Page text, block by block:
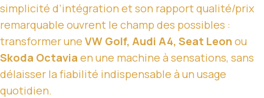
simplicité d’intégration et son rapport qualité/prix
remarquable ouvrent le champ des possibles :
transformer une VW Golf, Audi A4, Seat Leon ou
Skoda Octavia en une machine à sensations, sans
délaisser la fiabilité indispensable à un usage
quotidien.